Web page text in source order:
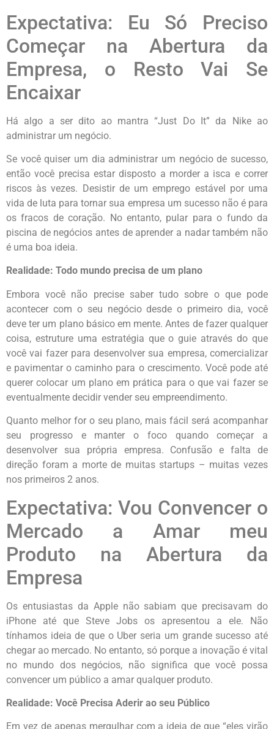
Expectativa: Eu Só Preciso
Começar na Abertura da
Empresa, o Resto Vai Se
Encaixar
Há algo a ser dito ao mantra “Just Do It” da Nike ao
administrar um negócio.
Se você quiser um dia administrar um negócio de sucesso,
então você precisa estar disposto a morder a isca e correr
riscos às vezes. Desistir de um emprego estável por uma
vida de luta para tornar sua empresa um sucesso não é para
os fracos de coração. No entanto, pular para o fundo da
piscina de negócios antes de aprender a nadar também não
é uma boa ideia.
Realidade: Todo mundo precisa de um plano
Embora você não precise saber tudo sobre o que pode
acontecer com o seu negócio desde o primeiro dia, você
deve ter um plano básico em mente. Antes de fazer qualquer
coisa, estruture uma estratégia que o guie através do que
você vai fazer para desenvolver sua empresa, comercializar
e pavimentar o caminho para o crescimento. Você pode até
querer colocar um plano em prática para o que vai fazer se
eventualmente decidir vender seu empreendimento.
Quanto melhor for o seu plano, mais fácil será acompanhar
seu progresso e manter o foco quando começar a
desenvolver sua própria empresa. Confusão e falta de
direção foram a morte de muitas startups – muitas vezes
nos primeiros 2 anos.
Expectativa: Vou Convencer o
Mercado a Amar meu
Produto na Abertura da
Empresa
Os entusiastas da Apple não sabiam que precisavam do
iPhone até que Steve Jobs os apresentou a ele. Não
tínhamos ideia de que o Uber seria um grande sucesso até
chegar ao mercado. No entanto, só porque a inovação é vital
no mundo dos negócios, não significa que você possa
convencer um público a amar qualquer produto.
Realidade: Você Precisa Aderir ao seu Público
Em vez de apenas mergulhar com a ideia de que “eles virão